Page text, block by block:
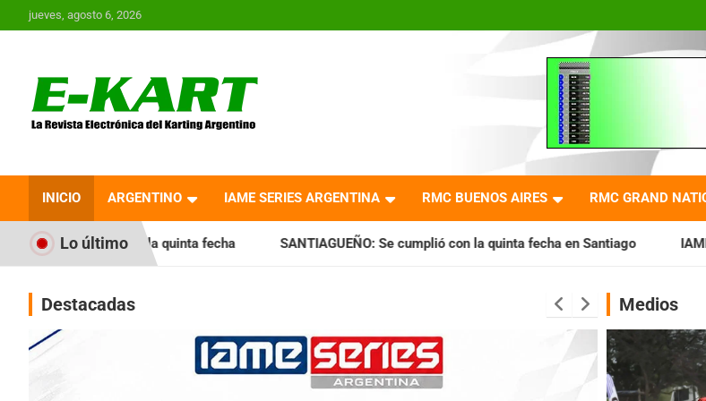
Saltar
al
jueves, agosto 6, 2026
Revista Electrónica del
Karting en Argentina
INICIO ARGENTINO IAME SERIES ARGENTINA RMC BUENOS AIRES RMC GRAND
Lo último
la quinta fecha SANTIAGUEÑO: Se cumplió con la quinta fecha en Santiago IAME SERIES
Destacadas Medios